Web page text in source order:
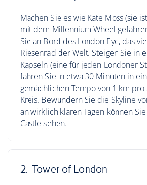
Machen Sie es wie Kate Moss (sie
mit dem Millennium Wheel
Sie an Bord des London Eye, das
Riesenrad der Welt. Steigen Sie in
Kapseln (eine für jeden Londoner
fahren Sie in etwa 30 Minuten in
gemächlichen Tempo von 1 km pro
Kreis. Bewundern Sie die Skyline
an wirklich klaren Tagen können
Castle sehen.
2. Tower of London